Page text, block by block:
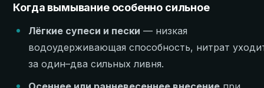
Когда вымывание особенно сильное
Лёгкие супеси и пески — низкая
водоудерживающая способность, нитрат
за один–два сильных ливня.